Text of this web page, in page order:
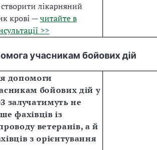
лікарняний
крові —читайте в
>>
учасникам бойових дій
допомоги
бойових дій у
залучатимуть не
фахівців із
ветеранів, а й
з орієнтування